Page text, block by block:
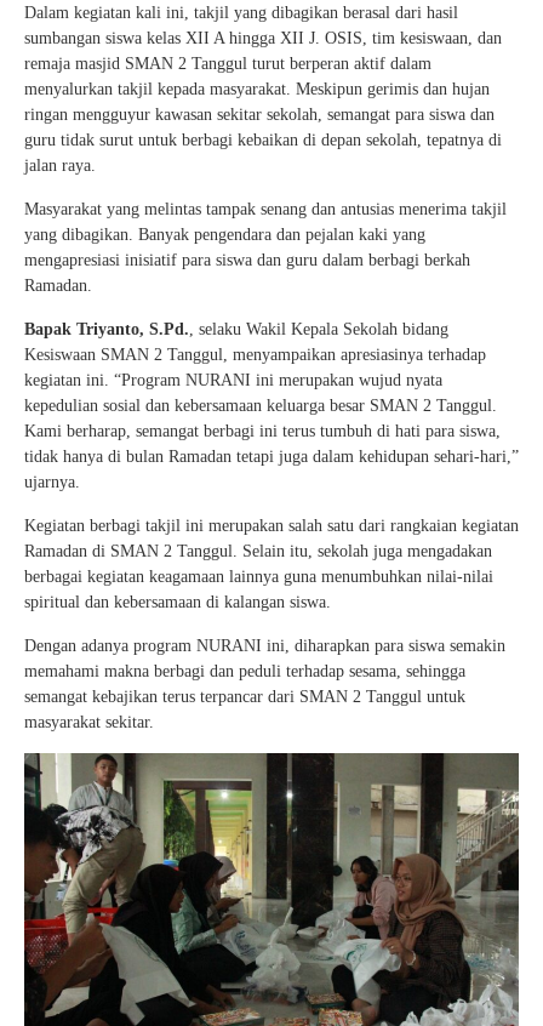
Dalam kegiatan kali ini, takjil yang dibagikan berasal dari hasil
sumbangan siswa kelas XII A hingga XII J. OSIS, tim kesiswaan, dan
remaja masjid SMAN 2 Tanggul turut berperan aktif dalam
menyalurkan takjil kepada masyarakat. Meskipun gerimis dan hujan
ringan mengguyur kawasan sekitar sekolah, semangat para siswa dan
guru tidak surut untuk berbagi kebaikan di depan sekolah, tepatnya di
jalan raya.
Masyarakat yang melintas tampak senang dan antusias menerima takjil
yang dibagikan. Banyak pengendara dan pejalan kaki yang
mengapresiasi inisiatif para siswa dan guru dalam berbagi berkah
Ramadan.
Bapak Triyanto, S.Pd. , selaku Wakil Kepala Sekolah bidang
Kesiswaan SMAN 2 Tanggul, menyampaikan apresiasinya terhadap
kegiatan ini. “Program NURANI ini merupakan wujud nyata
kepedulian sosial dan kebersamaan keluarga besar SMAN 2 Tanggul.
Kami berharap, semangat berbagi ini terus tumbuh di hati para siswa,
tidak hanya di bulan Ramadan tetapi juga dalam kehidupan sehari-hari,”
ujarnya.
Kegiatan berbagi takjil ini merupakan salah satu dari rangkaian kegiatan
Ramadan di SMAN 2 Tanggul. Selain itu, sekolah juga mengadakan
berbagai kegiatan keagamaan lainnya guna menumbuhkan nilai-nilai
spiritual dan kebersamaan di kalangan siswa.
Dengan adanya program NURANI ini, diharapkan para siswa semakin
memahami makna berbagi dan peduli terhadap sesama, sehingga
semangat kebajikan terus terpancar dari SMAN 2 Tanggul untuk
masyarakat sekitar.